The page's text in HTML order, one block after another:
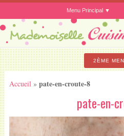
Menu Principal
2ÈME
Accueil » pate-en-croute-8
pate-en-